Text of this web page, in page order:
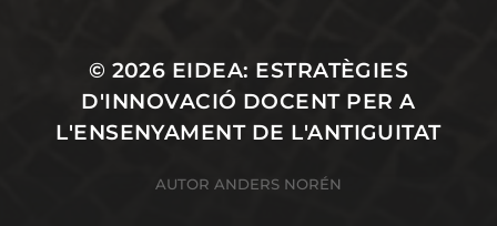
© 2026 EIDEA: ESTRATÈGIES
D'INNOVACIÓ DOCENT PER A
L'ENSENYAMENT DE L'ANTIGUITAT
AUTOR ANDERS NORÉN